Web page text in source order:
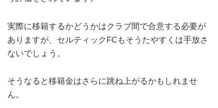
実際に移籍するかどうかはクラブ間で合意する必要が
ありますが、セルティックFCもそうたやすくは手放さ
ないでしょう。
そうなると移籍金はさらに跳ね上がるかもしれませ
ん。